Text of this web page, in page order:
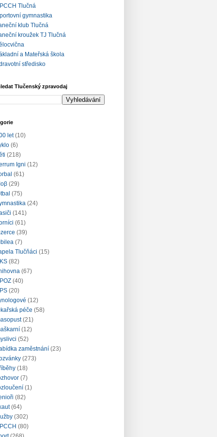
Tlučná
gymnastika
klub Tlučná
kroužek TJ Tlučná
a Mateřská škola
středisko
Tlučenský zpravodaj
let (10)
(6)
(218)
Igni (12)
(61)
(29)
(75)
(24)
(141)
(61)
(39)
(7)
Tlučňáci (15)
(82)
(67)
(40)
(20)
(12)
péče (58)
(21)
(12)
(52)
zaměstnání (23)
(273)
(18)
(7)
(1)
(82)
(64)
(302)
(80)